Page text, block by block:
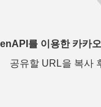
를 이용한 카카
공유할 URL을 복사